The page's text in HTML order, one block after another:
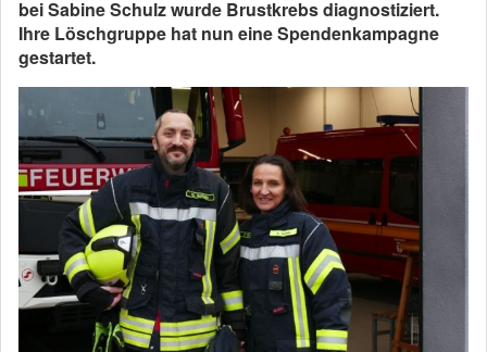
bei Sabine Schulz wurde Brustkrebs diagnostiziert.
Ihre Löschgruppe hat nun eine Spendenkampagne
gestartet.